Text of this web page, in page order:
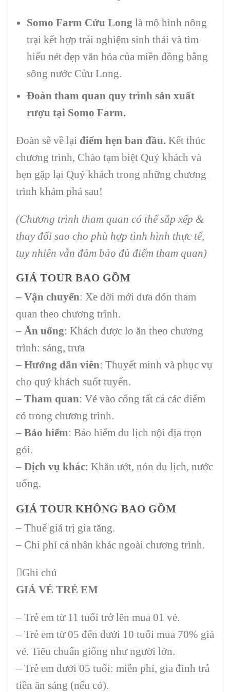
Somo Farm Cửu Long là mô hình nông
trại kết hợp trải nghiệm sinh thái và tìm
hiểu nét đẹp văn hóa của miền đồng bằng
sông nước Cửu Long.
Đoàn tham quan quy trình sản xuất
rượu tại Somo Farm.
Đoàn sẽ về lại điểm hẹn ban đầu. Kết thúc
chương trình, Chào tạm biệt Quý khách và
hẹn gặp lại Quý khách trong những chương
trình khám phá sau!
(Chương trình tham quan có thể sắp xếp &
thay đổi sao cho phù hợp tình hình thực tế,
tuy nhiên vẫn đảm bảo đủ điểm tham quan)
GIÁ TOUR BAO GỒM
– Vận chuyển: Xe đời mới đưa đón tham
quan theo chương trình.
– Ăn uống: Khách được lo ăn theo chương
trình: sáng, trưa
– Hướng dẫn viên: Thuyết minh và phục vụ
cho quý khách suốt tuyến.
– Tham quan: Vé vào cổng tất cả các điểm
có trong chương trình.
– Bảo hiểm: Bảo hiểm du lịch nội địa trọn
gói.
– Dịch vụ khác: Khăn ướt, nón du lịch, nước
uống.
GIÁ TOUR KHÔNG BAO GỒM
– Thuế giá trị gia tăng.
– Chi phí cá nhân khác ngoài chương trình.
Ghi chú
GIÁ VÉ TRẺ EM
– Trẻ em từ 11 tuổi trở lên mua 01 vé.
– Trẻ em từ 05 đến dưới 10 tuổi mua 70% giá
vé. Tiêu chuẩn giống như người lớn.
– Trẻ em dưới 05 tuổi: miễn phí, gia đình trả
tiền ăn sáng (nếu có).